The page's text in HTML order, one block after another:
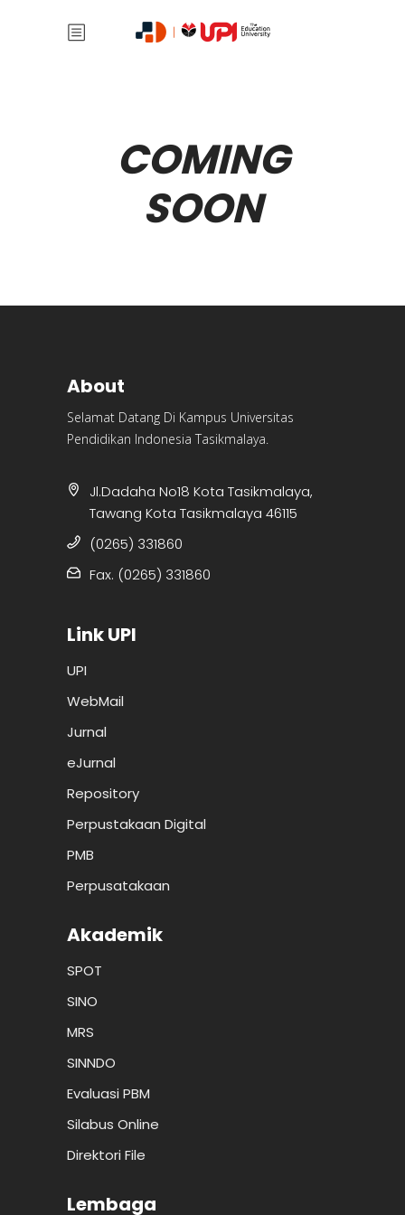
COMING
SOON
About
Selamat Datang Di Kampus Universitas
Pendidikan Indonesia Tasikmalaya.
Jl.Dadaha No18 Kota Tasikmalaya,
Tawang Kota Tasikmalaya 46115
(0265) 331860
Fax. (0265) 331860
Link UPI
UPI
WebMail
Jurnal
eJurnal
Repository
Perpustakaan Digital
PMB
Perpusatakaan
Akademik
SPOT
SINO
MRS
SINNDO
Evaluasi PBM
Silabus Online
Direktori File
Lembaga